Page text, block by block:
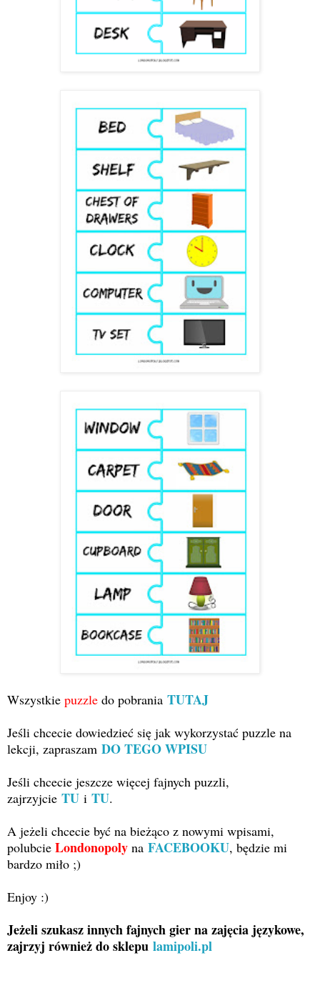
Wszystkie puzzle do pobrania TUTAJ
Jeśli chcecie dowiedzieć się jak wykorzystać puzzle na
lekcji, zapraszam DO TEGO WPISU
Jeśli chcecie jeszcze więcej fajnych puzzli,
zajrzyjcie TU i TU.
A jeżeli chcecie być na bieżąco z nowymi wpisami,
polubcie Londonopoly na FACEBOOKU, będzie mi
bardzo miło ;)
Enjoy :)
Jeżeli szukasz innych fajnych gier na zajęcia językowe,
zajrzyj również do sklepu lamipoli.pl